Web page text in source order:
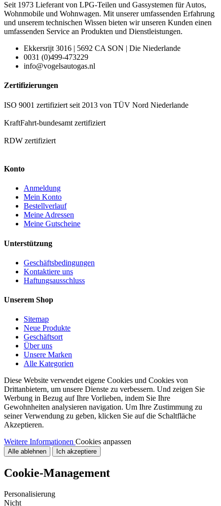
Seit 1973 Lieferant von LPG-Teilen und Gassystemen für Autos,
Wohnmobile und Wohnwagen. Mit unserer umfassenden Erfahrung
und unserem technischen Wissen bieten wir unseren Kunden einen
umfassenden Service an Produkten und Dienstleistungen.
Ekkersrijt 3016 | 5692 CA SON | Die Niederlande
0031 (0)499-473229
info@vogelsautogas.nl
Zertifizierungen
ISO 9001 zertifiziert seit 2013 von TÜV Nord Niederlande
KraftFahrt-bundesamt zertifiziert
RDW zertifiziert
Konto
Anmeldung
Mein Konto
Bestellverlauf
Meine Adressen
Meine Gutscheine
Unterstützung
Geschäftsbedingungen
Kontaktiere uns
Haftungsausschluss
Unserem Shop
Sitemap
Neue Produkte
Geschäftsort
Über uns
Unsere Marken
Alle Kategorien
Diese Website verwendet eigene Cookies und Cookies von
Drittanbietern, um unsere Dienste zu verbessern. Und zeigen Sie
Werbung in Bezug auf Ihre Vorlieben, indem Sie Ihre
Gewohnheiten analysieren navigation. Um Ihre Zustimmung zu
seiner Verwendung zu geben, klicken Sie auf die Schaltfläche
Akzeptieren.
Weitere Informationen Cookies anpassen
Alle ablehnen Ich akzeptiere
Cookie-Management
Personalisierung
Nicht